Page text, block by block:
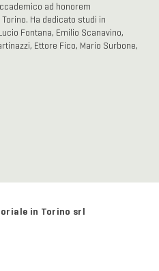
ad honorem
Ha dedicato studi in
Fontana, Emilio Scanavino,
Ettore Fico, Mario Surbone,
in Torino srl